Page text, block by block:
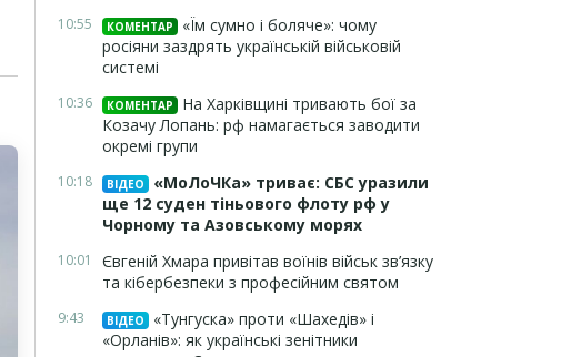
10:55 КОМЕНТАР
«Їм сумно і боляче»: чому
росіяни заздрять українській військовій
системі
10:36 КОМЕНТАР
На Харківщині тривають бої за
Козачу Лопань: рф намагається заводити
окремі групи
10:18 ВІДЕО
«МоЛоЧКа» триває: СБС уразили
ще 12 суден тіньового флоту рф у
Чорному та Азовському морях
10:01
Євгеній Хмара привітав воїнів військ зв’язку
та кібербезпеки з професійним святом
9:43 ВІДЕО
«Тунгуска» проти «Шахедів» і
«Орланів»: як українські зенітники